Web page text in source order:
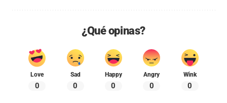
¿Qué opinas?
Love
0
Sad
0
Happy
0
Angry
0
Wink
0